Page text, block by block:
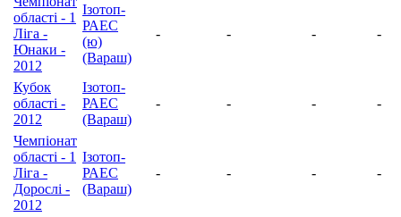
області - 1
Ліга -
Юнаки -
2012
Ізотоп-
РАЕС
(ю)
(Вараш)
- - - -
Кубок
області -
2012
Ізотоп-
РАЕС
(Вараш)
- - - -
Чемпіонат
області - 1
Ліга -
Дорослі -
2012
Ізотоп-
РАЕС
(Вараш)
- - - -